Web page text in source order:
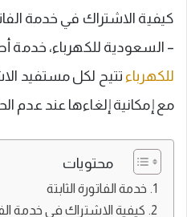
كيفية الاشتراك في خدمة
– السعودية للكهرباء، خدمة
للكهرباء تتيح لكل مستفيد
مع إمكانية إلغاءها عند عدم
محتويات
خدمة الفاتورة الثابتة
كيفية الاشتراك في خدمة